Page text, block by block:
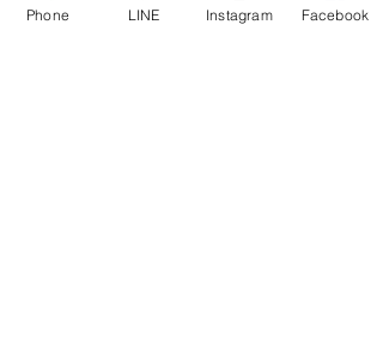
Phone LINE Instagram Facebook